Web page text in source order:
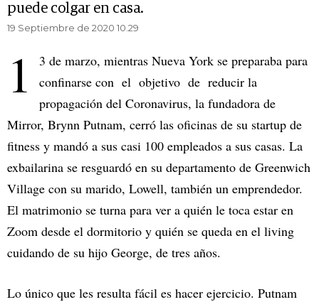
puede colgar en casa.
19 Septiembre de 2020 10.29
1
3 de marzo, mientras Nueva York se preparaba para
confinarse con el objetivo de reducir la
propagación del Coronavirus, la fundadora de
Mirror, Brynn Putnam, cerró las oficinas de su startup de
fitness y mandó a sus casi 100 empleados a sus casas. La
exbailarina se resguardó en su departamento de Greenwich
Village con su marido, Lowell, también un emprendedor.
El matrimonio se turna para ver a quién le toca estar en
Zoom desde el dormitorio y quién se queda en el living
cuidando de su hijo George, de tres años.
Lo único que les resulta fácil es hacer ejercicio. Putnam